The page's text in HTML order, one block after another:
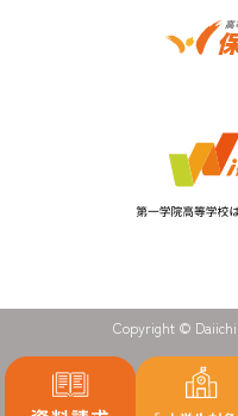
Copyright © Daiichi